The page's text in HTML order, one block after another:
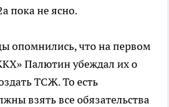
пока не ясно.
опомнились, что на первом
Палютин убеждал их о
ТСЖ. То есть
взять все обязательства